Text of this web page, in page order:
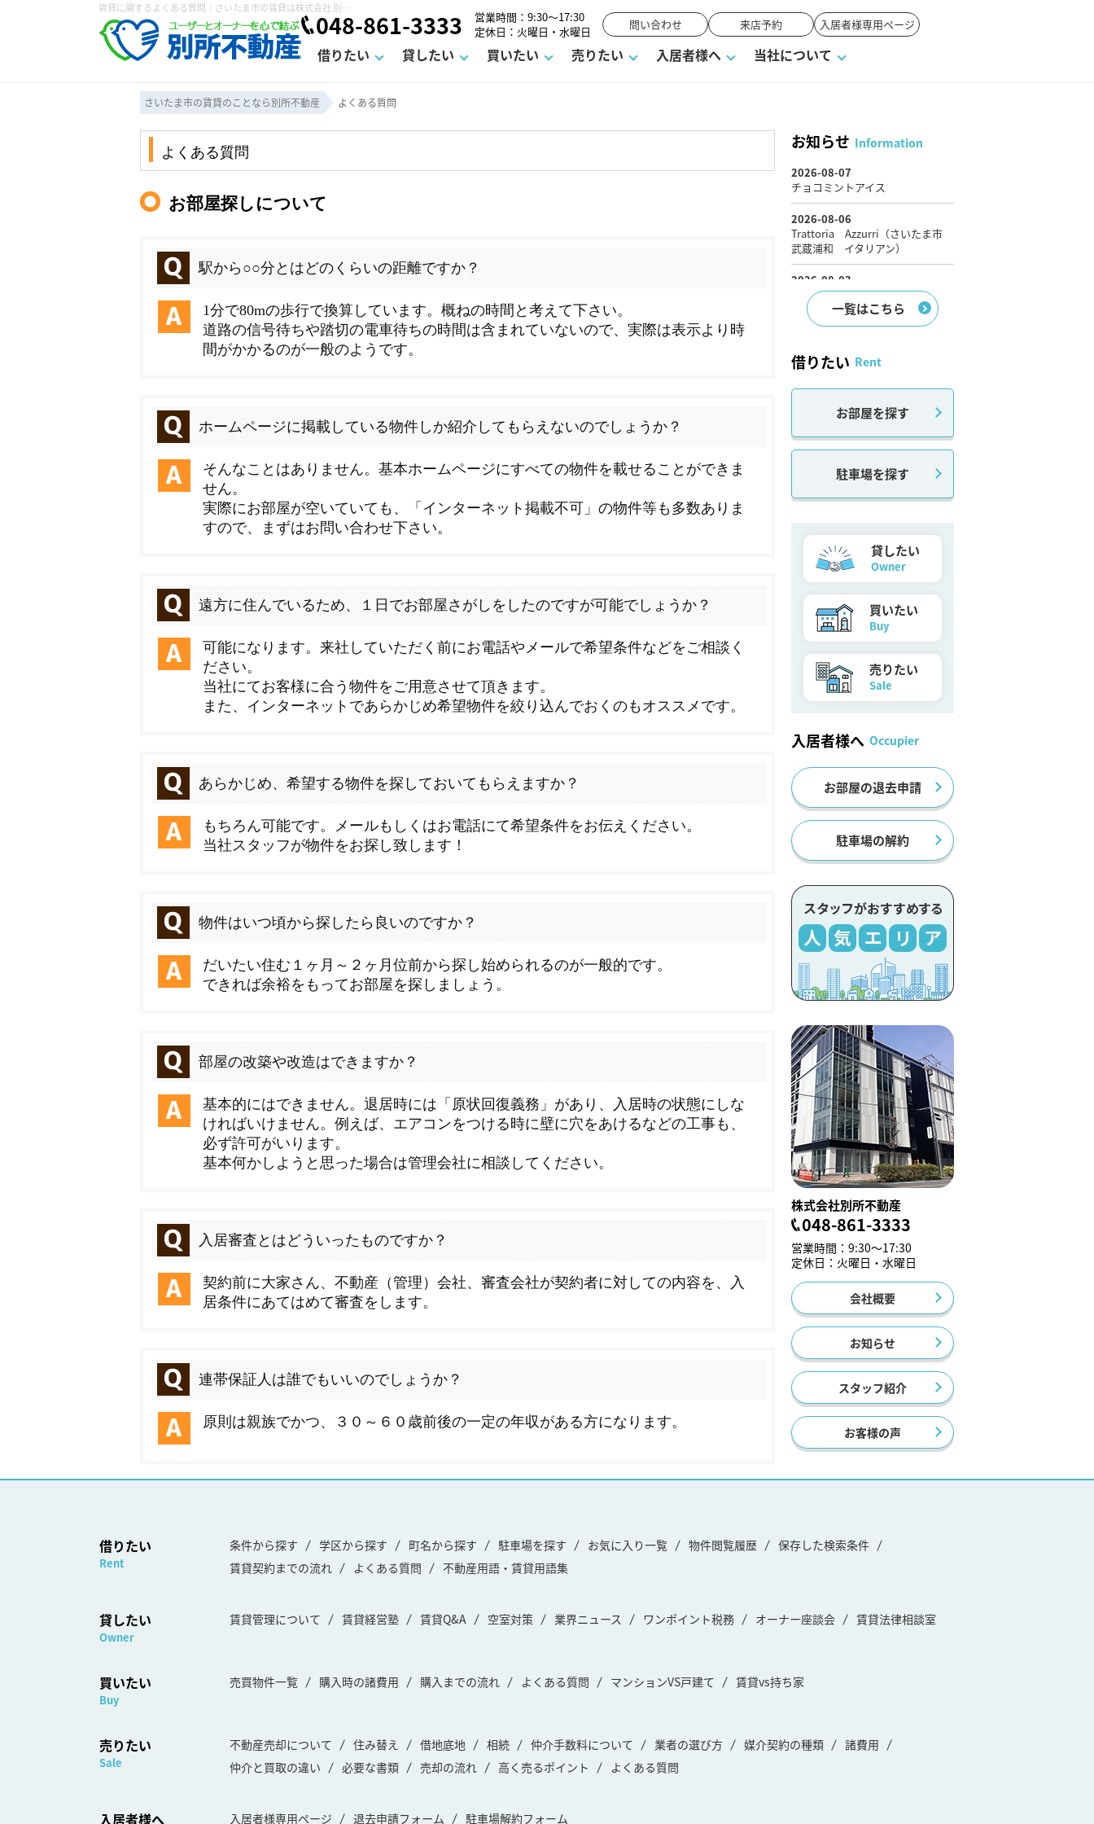
賃貸に関するよくある質問｜さいたま市の賃貸は株式会社 別所不動産
048-861-3333
営業時間：9:30～17:30
定休日：火曜日・水曜日
問い合わせ 来店予約 入居者様専用ページ
借りたい
条件から探す
保存した検索条件 賃貸契約までの流れ
貸したい
賃貸管理について
賃貸法律相談室
買いたい
売買物件一覧
売りたい
不動産売却について
諸費用 仲介と買取の違い よくある質問
入居者様へ
入居者様専用ページ
当社について
会社概要 スタッフ紹介
個人情報の取り扱い カスタマーハラスメントに対する基本方針
さいたま市の賃貸のことなら別所不動産 よくある質問
お知らせ Information
一覧はこちら
借りたい Rent
お部屋を探す
駐車場を探す
貸したい
Owner
買いたい
Buy
売りたい
Sale
入居者様へ Occupier
お部屋の退去申請
駐車場の解約
株式会社別所不動産
048-861-3333
営業時間：9:30～17:30
定休日：火曜日・水曜日
会社概要
お知らせ
スタッフ紹介
お客様の声
借りたい
Rent
条件から探す 学区から探す 町名から探す 駐車場を探す お気に入り一覧 物件閲覧履歴
保存した検索条件
賃貸契約までの流れ
よくある質問 不動産用語・賃貸用語集
貸したい
Owner
賃貸管理について 賃貸経営塾 賃貸Q&A 空室対策 業界ニュース ワンポイント税務 オーナー座談会 賃貸法律相談室
買いたい
Buy
売買物件一覧 購入時の諸費用 購入までの流れ よくある質問 マンションVS戸建て 賃貸vs持ち家
売りたい
Sale
不動産売却について 住み替え 借地底地 相続 仲介手数料について 業者の選び方 媒介契約の種類
諸費用
仲介と買取の違い
必要な書類 売却の流れ 高く売るポイント よくある質問
入居者様へ 入居者様専用ページ 退去申請フォーム 駐車場解約フォーム